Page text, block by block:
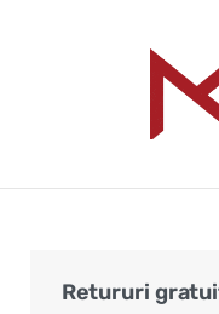
Retururi